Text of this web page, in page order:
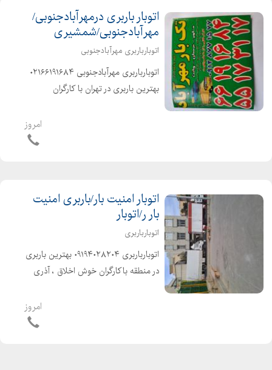
اتوبار باربری درمهرآبادجنوبی/
مهرآبادجنوبی/شمشیری
اتوبارباربری مهرآبادجنوبی
اتوبارباربری مهرآبادجنوبی ۰۲۱۶۶۱۹۱۶۸۴
بهترین باربری در تهران با کارگران
امروز
اتوبار امنیت بار/باربری امنیت
بار ر/اتوبار
اتوبارباربری
اتوبارباربری ۰۹۱۹۴۰۲۸۲۰۴ بهترین باربری
در منطقه باکارگران خوش اخلاق ، آذری
میباشد شهر و شهرستان کارگر خالی را ازامروز